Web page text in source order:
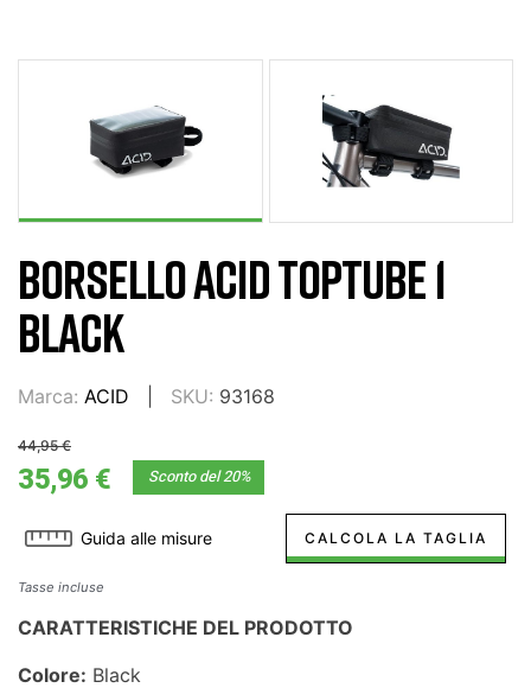
BORSELLO ACID TOPTUBE 1
BLACK
Marca: ACID SKU: 93168
44,95 €
35,96 € Sconto del 20%
Guida alle misure CALCOLA LA TAGLIA
Tasse incluse
CARATTERISTICHE DEL PRODOTTO
Colore: Black